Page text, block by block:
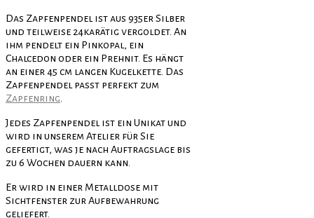
Das Zapfenpendel ist aus 935er Silber
und teilweise 24karätig vergoldet. An
ihm pendelt ein Pinkopal, ein
Chalcedon oder ein Prehnit. Es hängt
an einer 45 cm langen Kugelkette. Das
Zapfenpendel passt perfekt zum
Zapfenring
Jedes Zapfenpendel ist ein Unikat und
wird in unserem Atelier für Sie
gefertigt, was je nach Auftragslage bis
zu 6 Wochen dauern kann.
Er wird in einer Metalldose mit
Sichtfenster zur Aufbewahrung
geliefert.